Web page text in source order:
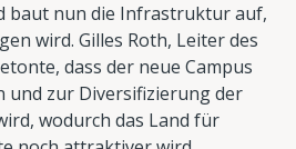
baut nun die Infrastruktur auf,
wird. Gilles Roth, Leiter des
dass der neue Campus
und zur Diversifizierung der
wodurch das Land für